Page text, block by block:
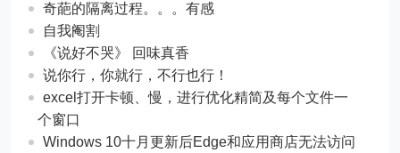
奇葩的隔离过程。。。有感
自我阉割
《说好不哭》 回味真香
说你行，你就行，不行也行！
excel打开卡顿、慢，进行优化精简及每个文件一
个窗口
Windows 10十月更新后Edge和应用商店无法访问